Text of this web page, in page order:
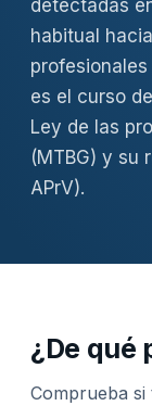
detectadas
habitual
es el curso
Ley de las
(MTBG) y su
APrV).
¿De qué
Comprueba